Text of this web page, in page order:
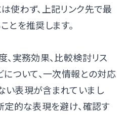
使わず、上記リンク先で最
とを推奨します。
、実務効果、比較検討リス
について、一次情報との対応
い表現が含まれていまし
定的な表現を避け、確認す